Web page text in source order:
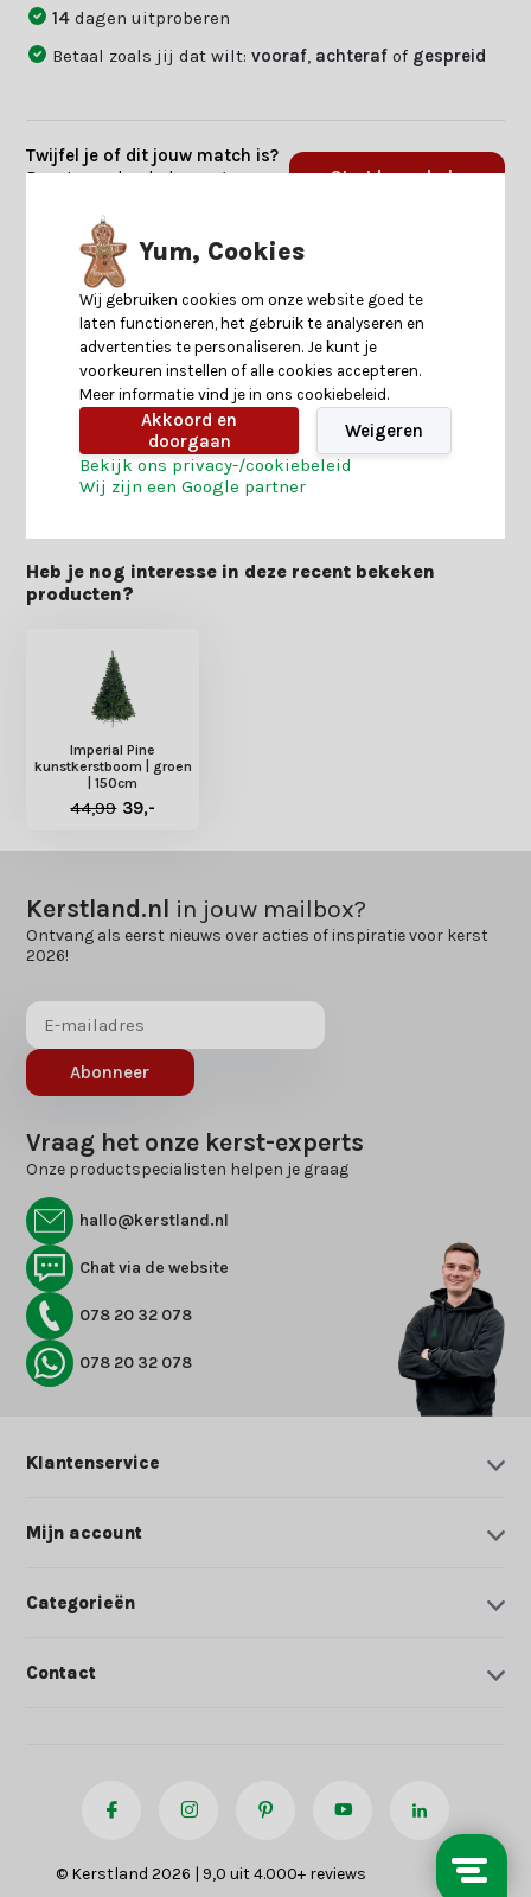
14dagen uitproberen
Betaal zoals jij dat wilt:vooraf achteraf of gespreid
Twijfel je of dit jouw match is?
Beantwoord enkele vragen en
Start keuzehulp
Productomschrijving
Specificaties
Reviews
Heb je nog interesse in deze recent bekeken
producten?
Imperial Pine
kunstkerstboom | groen
| 150cm
44,99 39,-
Kerstland.nl in jouw mailbox?
Ontvang als eerst nieuws over acties of inspiratie voor kerst
2026!
Abonneer
Vraag het onze kerst-experts
Onze productspecialisten helpen je graag
hallo@kerstland.nl
Chat via de website
078 20 32 078
078 20 32 078
Klantenservice
Mijn account
Categorieën
Contact
© Kerstland 2026 | 9,0 uit 4.000+ reviews
Yum, Cookies
Wij gebruiken cookies om onze website goed te
laten functioneren, het gebruik te analyseren en
advertenties te personaliseren. Je kunt je
voorkeuren instellen of alle cookies accepteren.
Meer informatie vind je in ons cookiebeleid.
Akkoord en
doorgaan
Weigeren
Bekijk ons privacy-/cookiebeleid
Wij zijn een Google partner